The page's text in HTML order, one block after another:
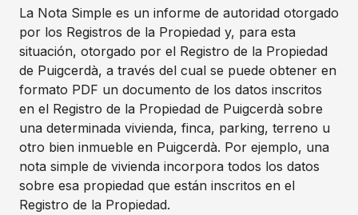
La Nota Simple es un informe de autoridad otorgado
por los Registros de la Propiedad y, para esta
situación, otorgado por el Registro de la Propiedad
de Puigcerdà, a través del cual se puede obtener en
formato PDF un documento de los datos inscritos
en el Registro de la Propiedad de Puigcerdà sobre
una determinada vivienda, finca, parking, terreno u
otro bien inmueble en Puigcerdà. Por ejemplo, una
nota simple de vivienda incorpora todos los datos
sobre esa propiedad que están inscritos en el
Registro de la Propiedad.